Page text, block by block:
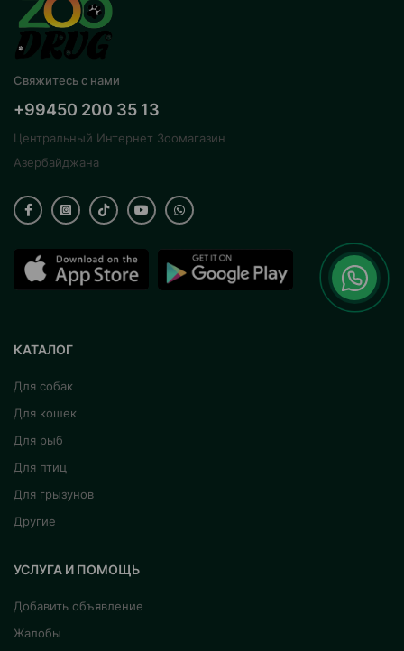
Свяжитесь с нами
+99450 200 35 13
Центральный Интернет Зоомагазин
Азербайджана
КАТАЛОГ
Для собак
Для кошек
Для рыб
Для птиц
Для грызунов
Другие
УСЛУГА И ПОМОЩЬ
Добавить объявление
Жалобы